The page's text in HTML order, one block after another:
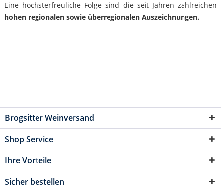
Eine höchsterfreuliche Folge sind die seit Jahren zahlreichen
hohen regionalen sowie überregionalen Auszeichnungen.
Brogsitter Weinversand
Shop Service
Ihre Vorteile
Sicher bestellen